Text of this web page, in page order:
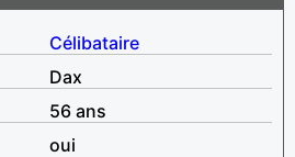
Célibataire
Dax
56 ans
oui